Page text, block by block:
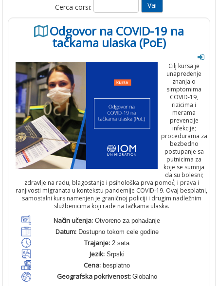
Cerca corsi:
Odgovor na COVID-19 na
tačkama ulaska (PoE)
Cilj kursa je
unapređenje
znanja o
simptomima
COVID-19,
rizicima i
merama
prevencije
infekcije;
procedurama za
bezbedno
postupanje sa
putnicima za
koje se sumnja
da su bolesni;
zdravlje na radu, blagostanje i psihološka prva pomoć́; i prava i
ranjivosti migranata u kontekstu pandemije COVID-19. Ovaj besplatni,
samostalni kurs namenjen je graničnoj policiji i drugim nadležnim
službenicima koji rade na tačkama ulaska.
Način učenja: Otvoreno za pohađanje
Datum:Dostupno tokom cele godine
Trajanje: 2 sata
Jezik:Srpski
Cena: besplatno
Geografska pokrivenost: Globalno